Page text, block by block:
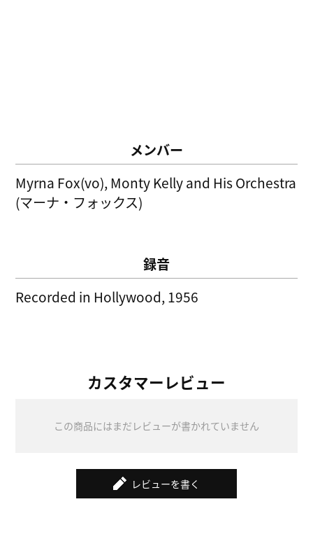
メンバー
Myrna Fox(vo), Monty Kelly and His Orchestra
(マーナ・フォックス)
録音
Recorded in Hollywood, 1956
カスタマーレビュー
この商品にはまだレビューが書かれていません
レビューを書く